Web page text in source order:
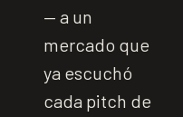
— a un
mercado que
ya escuchó
cada pitch de